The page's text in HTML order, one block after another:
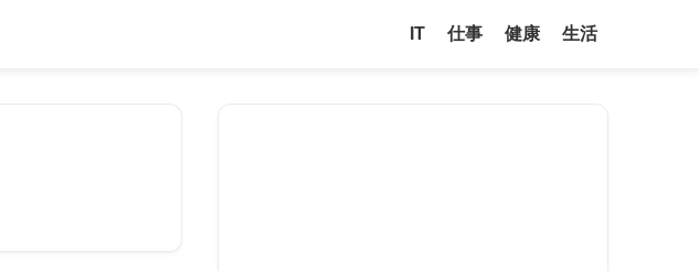
IT 仕事 健康 生活